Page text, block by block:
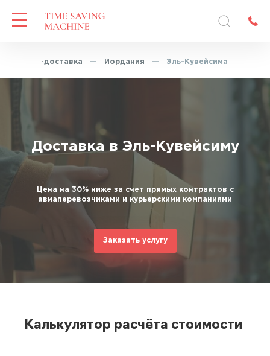
Экспресс-доставка — Иордания — Эль-Кувейсима
Доставка в Эль-Кувейсиму
Цена на 30% ниже за счет прямых контрактов с
авиаперевозчиками и курьерскими компаниями
Заказать услугу
Калькулятор расчёта стоимости